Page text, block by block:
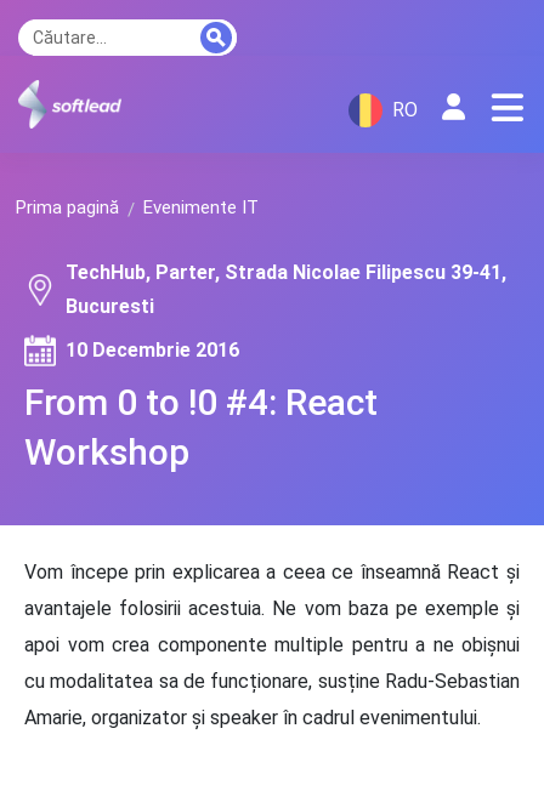
RO
Prima pagină Evenimente IT
From 0 to !0 #4: React
Workshop
TechHub, Parter, Strada Nicolae Filipescu 39-41,
Bucuresti
10 Decembrie 2016
Vom începe prin explicarea a ceea ce înseamnă React și
avantajele folosirii acestuia. Ne vom baza pe exemple și
apoi vom crea componente multiple pentru a ne obișnui
cu modalitatea sa de funcționare, susține Radu-Sebastian
Amarie, organizator și speaker în cadrul evenimentului.